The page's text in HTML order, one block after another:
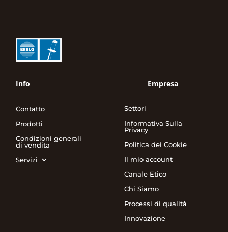
Info
Contatto
Prodotti
Condizioni generali
di vendita
Servizi
Empresa
Settori
Informativa Sulla
Privacy
Politica dei Cookie
Il mio account
Canale Etico
Chi Siamo
Processi di qualità
Innovazione